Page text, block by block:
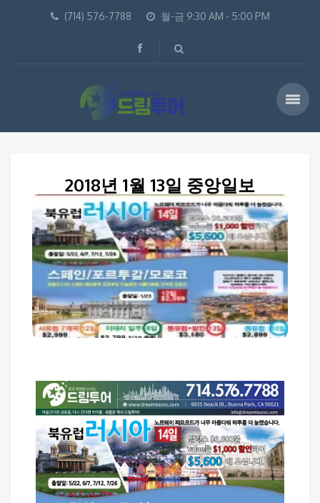
(714) 576-7788 월-금 9:30 AM - 5:00 PM
2018년 1월 13일 중앙일보